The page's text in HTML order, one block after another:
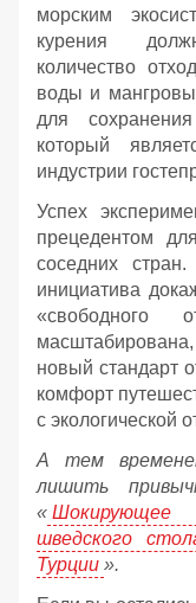
морским
курения
количество
воды и
для
который
индустрии
Успех
прецедентом
соседних
инициатива
«свободного
новый стандарт
комфорт
с экологической
А тем
лишить
« Шокирующее
шведского
Турции ».